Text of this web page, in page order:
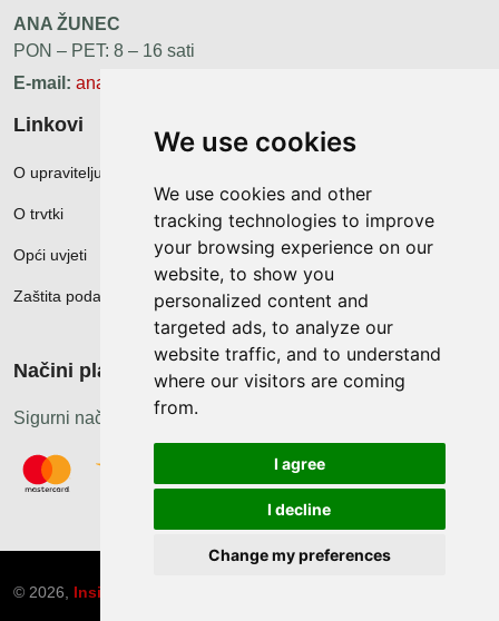
We use cookies
We use cookies and other
tracking technologies to improve
your browsing experience on our
website, to show you
personalized content and
targeted ads, to analyze our
website traffic, and to understand
where our visitors are coming
from.
I agree
I decline
Change my preferences
ANA ŽUNEC
PON – PET: 8 – 16 sati
E-mail: ana.zunec@ac-group.hr
Linkovi
O upravitelju web portala
O trvtki
Opći uvjeti
Zaštita podataka
Načini plačanja
Sigurni načini plaćanja
© 2026, Insist d.o.o.